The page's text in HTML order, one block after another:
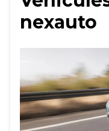
nexauto